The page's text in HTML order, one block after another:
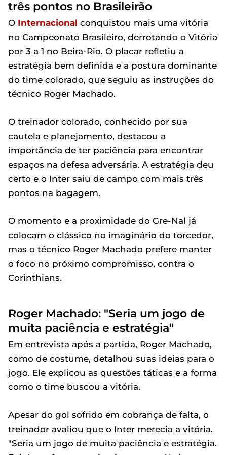
três pontos no Brasileirão
O Internacional conquistou mais uma vitória
no Campeonato Brasileiro, derrotando o Vitória
por 3 a 1 no Beira-Rio. O placar refletiu a
estratégia bem definida e a postura dominante
do time colorado, que seguiu as instruções do
técnico Roger Machado.
O treinador colorado, conhecido por sua
cautela e planejamento, destacou a
importância de ter paciência para encontrar
espaços na defesa adversária. A estratégia deu
certo e o Inter saiu de campo com mais três
pontos na bagagem.
O momento e a proximidade do Gre-Nal já
colocam o clássico no imaginário do torcedor,
mas o técnico Roger Machado prefere manter
o foco no próximo compromisso, contra o
Corinthians.
Roger Machado: "Seria um jogo de
muita paciência e estratégia"
Em entrevista após a partida, Roger Machado,
como de costume, detalhou suas ideias para o
jogo. Ele explicou as questões táticas e a forma
como o time buscou a vitória.
Apesar do gol sofrido em cobrança de falta, o
treinador avaliou que o Inter merecia a vitória.
"Seria um jogo de muita paciência e estratégia.